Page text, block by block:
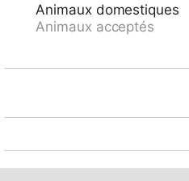
de fond 2.5 km, patinoire 3
skiables de renommée sont
Animaux domestiques
Animaux acceptés